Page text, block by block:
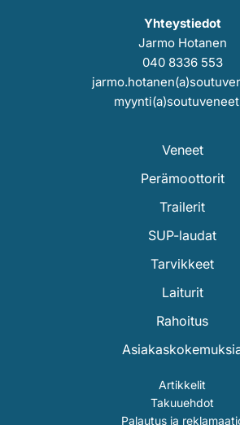
Yhteystiedot
Jarmo Hotanen
040 8336 553
Veneet
Perämoottorit
Trailerit
SUP-laudat
Tarvikkeet
Laiturit
Rahoitus
Artikkelit
Takuuehdot
Palautus ja